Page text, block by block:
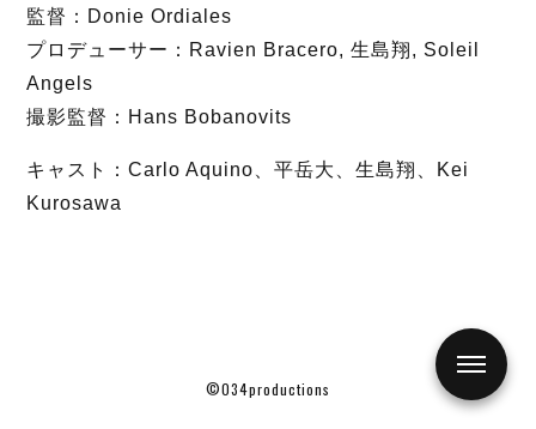
監督：Donie Ordiales
プロデューサー：Ravien Bracero, 生島翔, Soleil
Angels
撮影監督：Hans Bobanovits
キャスト：Carlo Aquino、平岳大、生島翔、Kei
Kurosawa
©034productions